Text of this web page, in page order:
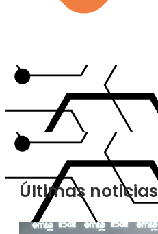
Últimas noticias